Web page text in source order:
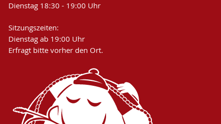
Dienstag 18:30 - 19:00 Uhr
Sitzungszeiten:
Dienstag ab 19:00 Uhr
Erfragt bitte vorher den Ort.